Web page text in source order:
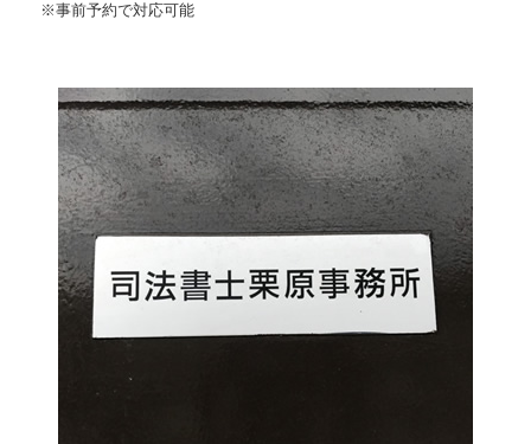
※事前予約で対応可能